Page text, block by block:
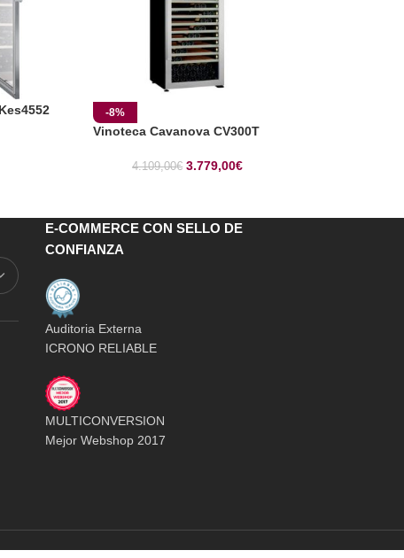
-8%
Vinoteca Cavanova CV300T
4.109,00€ 3.779,00€
E-COMMERCE CON SELLO DE
CONFIANZA
Auditoria Externa
ICRONO RELIABLE
MULTICONVERSION
Mejor Webshop 2017